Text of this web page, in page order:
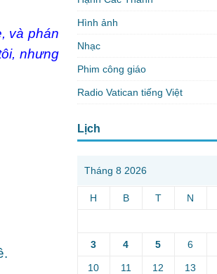
và phán
nhưng
Hình ảnh
Nhạc
Phim công giáo
Radio Vatican tiếng Việt
Lịch
Tháng 8 2026
H B T N
3 4 5 6
10 11 12 13